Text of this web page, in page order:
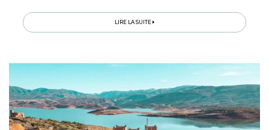
adresse, toute proche...
LIRE LA SUITE